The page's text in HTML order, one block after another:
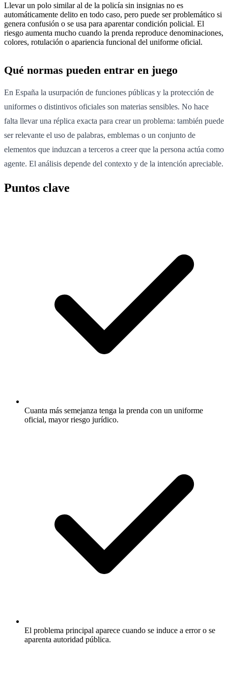
Llevar un polo similar al de la policía sin insignias no es
automáticamente delito en todo caso, pero puede ser problemático si
genera confusión o se usa para aparentar condición policial. El
riesgo aumenta mucho cuando la prenda reproduce denominaciones,
colores, rotulación o apariencia funcional del uniforme oficial.
Qué normas pueden entrar en juego
En España la usurpación de funciones públicas y la protección de
uniformes o distintivos oficiales son materias sensibles. No hace
falta llevar una réplica exacta para crear un problema: también puede
ser relevante el uso de palabras, emblemas o un conjunto de
elementos que induzcan a terceros a creer que la persona actúa como
agente. El análisis depende del contexto y de la intención apreciable.
Puntos clave
Cuanta más semejanza tenga la prenda con un uniforme
oficial, mayor riesgo jurídico.
El problema principal aparece cuando se induce a error o se
aparenta autoridad pública.